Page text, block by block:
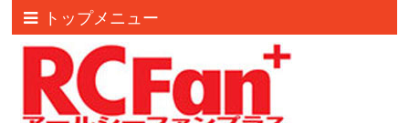
トップメニュー